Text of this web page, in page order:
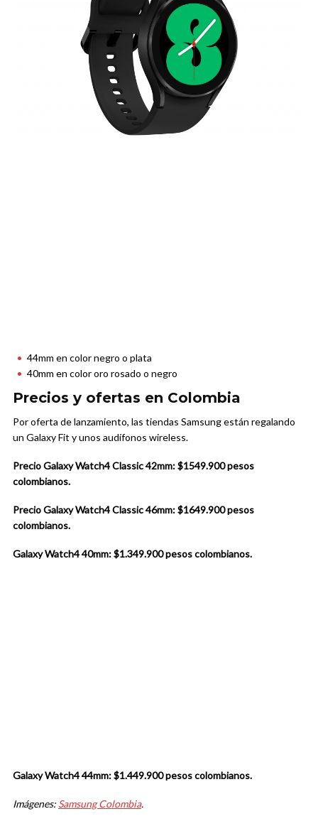
44mm en color negro o plata
40mm en color oro rosado o negro
Precios y ofertas en Colombia
Por oferta de lanzamiento, las tiendas Samsung están regalando
un Galaxy Fit y unos audífonos wireless.
Precio GalaxyWatch4 Classic 42mm: $1549.900 pesos
colombianos.
Precio GalaxyWatch4 Classic 46mm: $1649.900 pesos
colombianos.
GalaxyWatch4 40mm: $1.349.900 pesos colombianos.
GalaxyWatch4 44mm: $1.449.900 pesos colombianos.
Imágenes: Samsung Colombia.